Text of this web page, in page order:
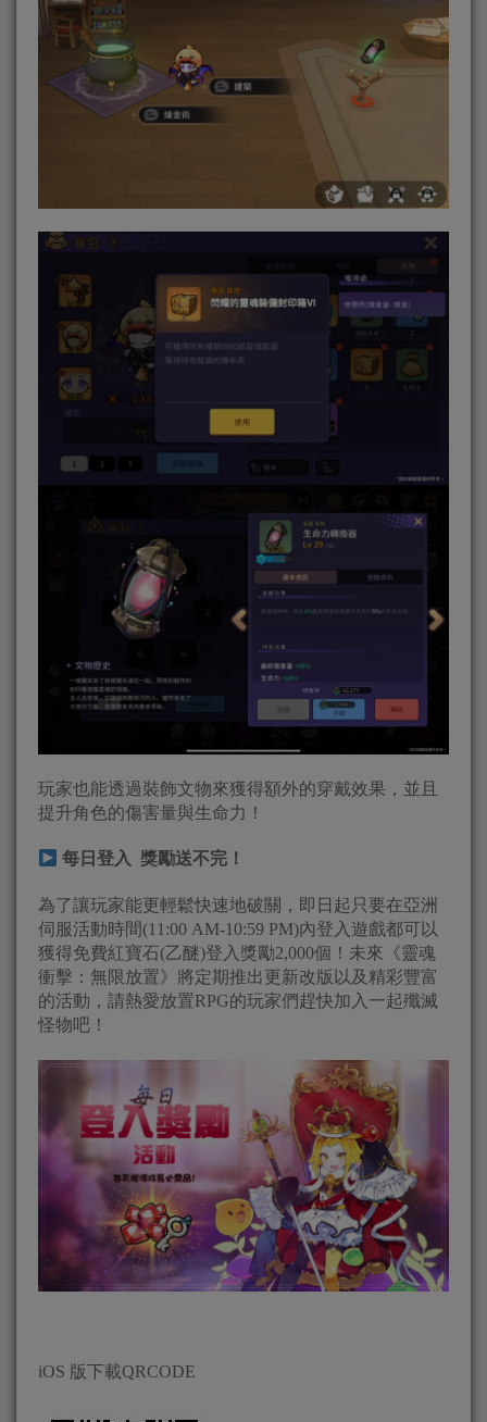
玩家也能透過裝飾文物來獲得額外的穿戴效果，並且
提升角色的傷害量與生命力！
每日登入 獎勵送不完！
為了讓玩家能更輕鬆快速地破關，即日起只要在亞洲
伺服活動時間(11:00 AM-10:59 PM)內登入遊戲都可以
獲得免費紅寶石(乙醚)登入獎勵2,000個！未來《靈魂
衝擊：無限放置》將定期推出更新改版以及精彩豐富
的活動，請熱愛放置RPG的玩家們趕快加入一起殲滅
怪物吧！
iOS 版下載QRCODE